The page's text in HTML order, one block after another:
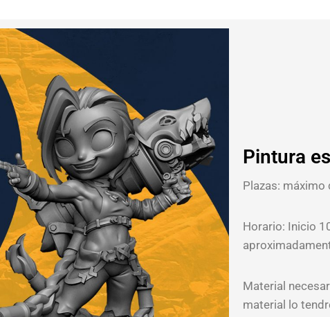
Pintura
Plazas: máximo
Horario: Inicio
Material
material lo